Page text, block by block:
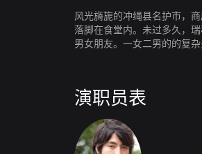
风光旖旎的冲绳县名护市，
落脚在食堂内。未过多久，
男女朋友。一女二男的的复
演职员表